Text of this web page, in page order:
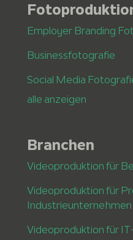
Employer Branding
Businessfotografie
Social Media
alle anzeigen
Branchen
Videoproduktion für
Videoproduktion für
Industrieunternehmen
Videoproduktion für